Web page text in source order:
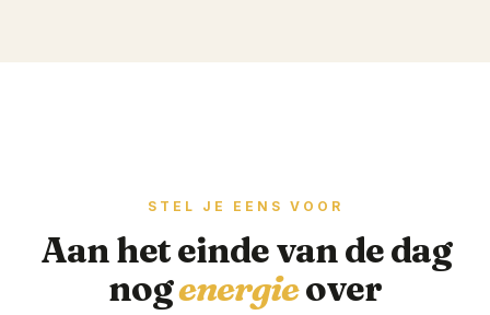
STEL JE EENS VOOR
Aan het einde van de dag
nogenergieover